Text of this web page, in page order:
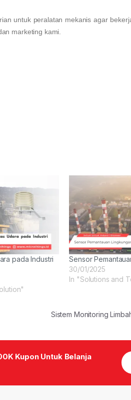
untuk peralatan mekanis agar
marketing kami.
pada Industri
Sensor
30/01/2025
In "Solutions and
Sistem Monitoring
Kupon Untuk Belanja